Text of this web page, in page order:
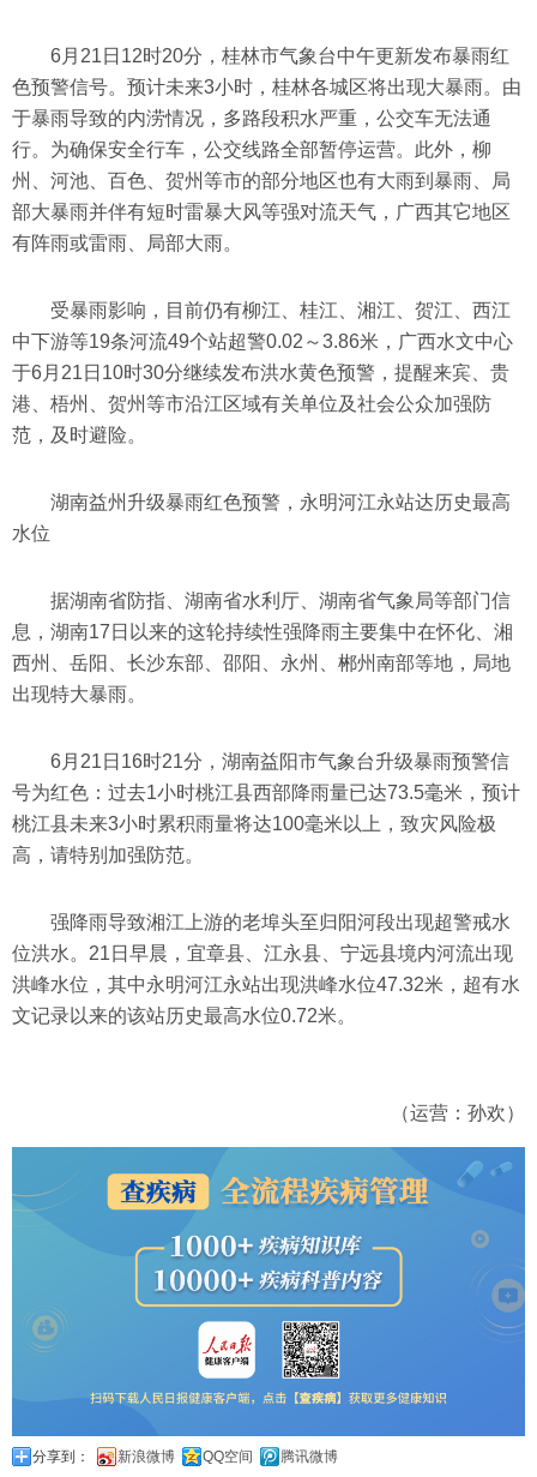
6月21日12时20分，桂林市气象台中午更新发布暴雨红
色预警信号。预计未来3小时，桂林各城区将出现大暴雨。由
于暴雨导致的内涝情况，多路段积水严重，公交车无法通
行。为确保安全行车，公交线路全部暂停运营。此外，柳
州、河池、百色、贺州等市的部分地区也有大雨到暴雨、局
部大暴雨并伴有短时雷暴大风等强对流天气，广西其它地区
有阵雨或雷雨、局部大雨。
受暴雨影响，目前仍有柳江、桂江、湘江、贺江、西江
中下游等19条河流49个站超警0.02～3.86米，广西水文中心
于6月21日10时30分继续发布洪水黄色预警，提醒来宾、贵
港、梧州、贺州等市沿江区域有关单位及社会公众加强防
范，及时避险。
湖南益州升级暴雨红色预警，永明河江永站达历史最高
水位
据湖南省防指、湖南省水利厅、湖南省气象局等部门信
息，湖南17日以来的这轮持续性强降雨主要集中在怀化、湘
西州、岳阳、长沙东部、邵阳、永州、郴州南部等地，局地
出现特大暴雨。
6月21日16时21分，湖南益阳市气象台升级暴雨预警信
号为红色：过去1小时桃江县西部降雨量已达73.5毫米，预计
桃江县未来3小时累积雨量将达100毫米以上，致灾风险极
高，请特别加强防范。
强降雨导致湘江上游的老埠头至归阳河段出现超警戒水
位洪水。21日早晨，宜章县、江永县、宁远县境内河流出现
洪峰水位，其中永明河江永站出现洪峰水位47.32米，超有水
文记录以来的该站历史最高水位0.72米。
（运营：孙欢）
分享到： 新浪微博 QQ空间 腾讯微博